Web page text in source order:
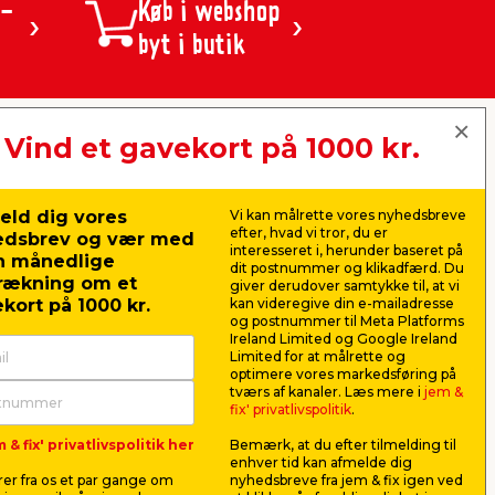
rummer vægmaling og loftmaling i
arbejde med, har god dækkeevne og
hæfter godt på de fleste overflader
og isolering omkring døre, vinduer,
der passer til opgaven.
maling eller tapetsering.
dækker både grov- og
-
Køb i webshop
byt i butik
jem & fix A/S, Skomagervej 12
CVR: 10360641
Tlf. kundeservice: 79425942
Tlf. administration: 76413500
kundeservice@jemfix.com
Se vores e-mærket certifikat her
Vind et gavekort på 1000 kr.
dig vores
og vær med
månedlige
om et
på 1000 kr.
& fix' privatlivspolitik her
fra os et par gange om
Vi kan målrette vores nyhedsbreve
efter, hvad vi tror, du er
interesseret i, herunder baseret på
dit postnummer og klikadfærd. Du
giver derudover samtykke til, at vi
kan videregive din e-mailadresse
og postnummer til Meta Platforms
Ireland Limited og Google Ireland
Limited for at målrette og
optimere vores markedsføring på
tværs af kanaler. Læs mere i jem &
fix' privatlivspolitik.
Bemærk, at du efter tilmelding til
enhver tid kan afmelde dig
nyhedsbreve fra jem & fix igen ved